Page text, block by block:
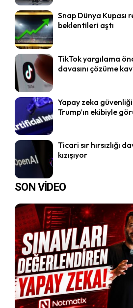
Snap Dünya Kupası
beklentileri aştı
TikTok yargılama
davasını çözüme
Yapay zeka
Trump’ın ekibiyle
Ticari sır hırsızlığı
kızışıyor
SON VİDEO